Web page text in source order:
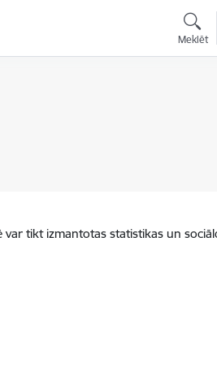
Meklēt
tikt izmantotas statistikas un